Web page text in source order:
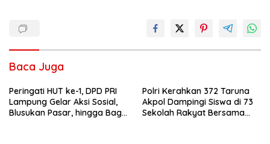
Baca Juga
Peringati HUT ke-1, DPD PRI
Lampung Gelar Aksi Sosial,
Blusukan Pasar, hingga Bagi-
Polri Kerahkan 372 Taruna
Akpol Dampingi Siswa di 73
Sekolah Rakyat Bersama